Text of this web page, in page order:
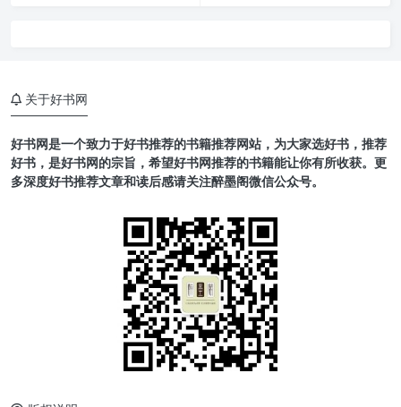
关于好书网
好书网是一个致力于好书推荐的书籍推荐网站，为大家选好书，推荐
好书，是好书网的宗旨，希望好书网推荐的书籍能让你有所收获。更
多深度好书推荐文章和读后感请关注醉墨阁微信公众号。